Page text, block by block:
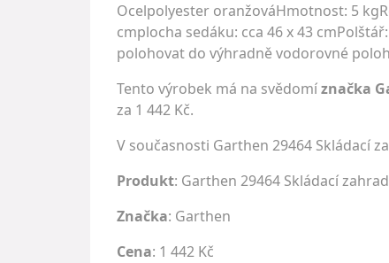
Ocelpolyester oranžováHmotnost: 5
cmplocha sedáku: cca 46 x 43
polohovat do výhradně vodorovné
Tento výrobek má na svědomíznačka
za 1 442 Kč.
V současnosti Garthen 29464 Skládací
Produkt: Garthen 29464 Skládací
Značka: Garthen
Cena: 1 442 Kč